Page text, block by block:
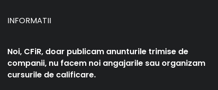
INFORMATII
Noi, CFiR, doar publicam anunturile trimise de
companii, nu facem noi angajarile sau organizam
cursurile de calificare.